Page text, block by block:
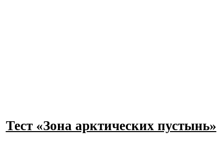
Тест «Зона арктических пустынь»